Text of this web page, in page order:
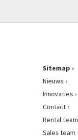
Sitemap
Nieuws
Innovaties
Contact
Rental team
Sales team